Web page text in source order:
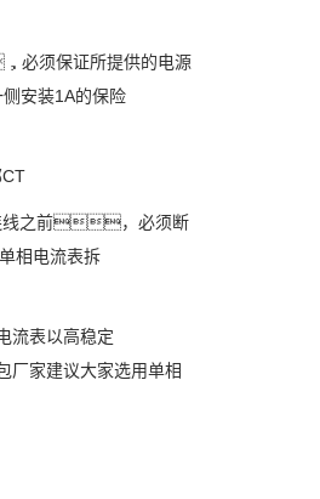
须保证所提供的电源
安装1A的保险
之前，必须断
相电流表拆
表以高稳定
家建议大家选用单相